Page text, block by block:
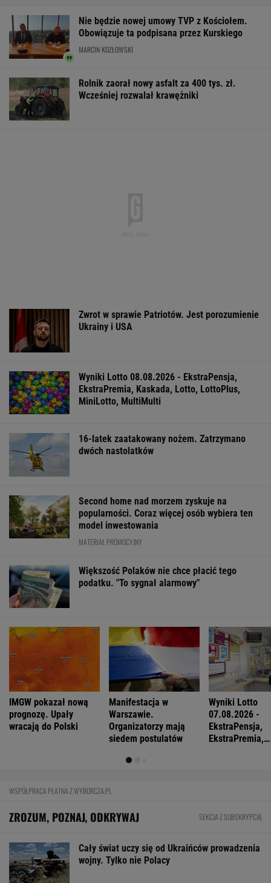
Nie będzie nowej umowy TVP z Kościołem.
Obowiązuje ta podpisana przez Kurskiego
MARCIN KOZŁOWSKI
Rolnik zaorał nowy asfalt za 400 tys. zł.
Wcześniej rozwalał krawężniki
Zwrot w sprawie Patriotów. Jest porozumienie
Ukrainy i USA
Wyniki Lotto 08.08.2026 - EkstraPensja,
EkstraPremia, Kaskada, Lotto, LottoPlus,
MiniLotto, MultiMulti
16-latek zaatakowany nożem. Zatrzymano
dwóch nastolatków
Second home nad morzem zyskuje na
popularności. Coraz więcej osób wybiera ten
model inwestowania
MATERIAŁ PROMOCYJNY
Większość Polaków nie chce płacić tego
podatku. "To sygnał alarmowy"
IMGW pokazał nową
prognozę. Upały
wracają do Polski
Manifestacja w
Warszawie.
Organizatorzy mają
siedem postulatów
Wyniki Lotto
07.08.2026 -
EkstraPensja,
EkstraPremia,
WSPÓŁPRACA PŁATNA Z WYBORCZA.PL
ZROZUM, POZNAJ, ODKRYWAJ SEKCJA Z SUBSKRYPCJĄ
Cały świat uczy się od Ukraińców prowadzenia
wojny. Tylko nie Polacy